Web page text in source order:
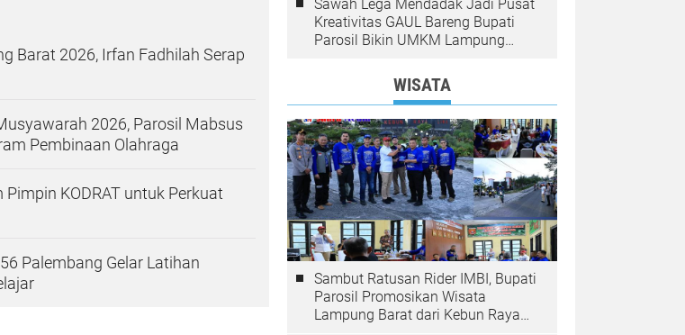
Barat 2026, Irfan Fadhilah Serap
2026, Parosil Mabsus
Pembinaan Olahraga
KODRAT untuk Perkuat
Palembang Gelar Latihan
Sawah Lega Mendadak Jadi Pusat
Kreativitas GAUL Bareng Bupati
Parosil Bikin UMKM Lampung
WISATA
Sambut Ratusan Rider IMBI, Bupati
Parosil Promosikan Wisata
Lampung Barat dari Kebun Raya